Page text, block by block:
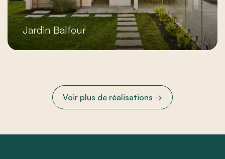
Jardin Balfour
Voir plus de réalisations →